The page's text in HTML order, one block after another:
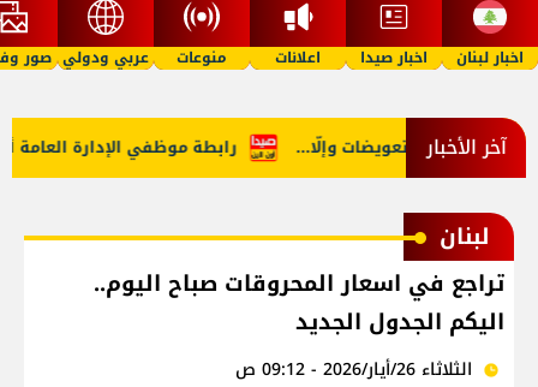
اخبار لبنان اخبار صيدا اعلانات منوعات عربي ودولي صور
آخر الأخبار رابطة موظفي الإدارة العامة في هرمز: تعويضات وإلّا...
لبنان
تراجع في اسعار المحروقات صباح اليوم..
اليكم الجدول الجديد
الثلاثاء 26/أيار/2026 - 09:12 ص